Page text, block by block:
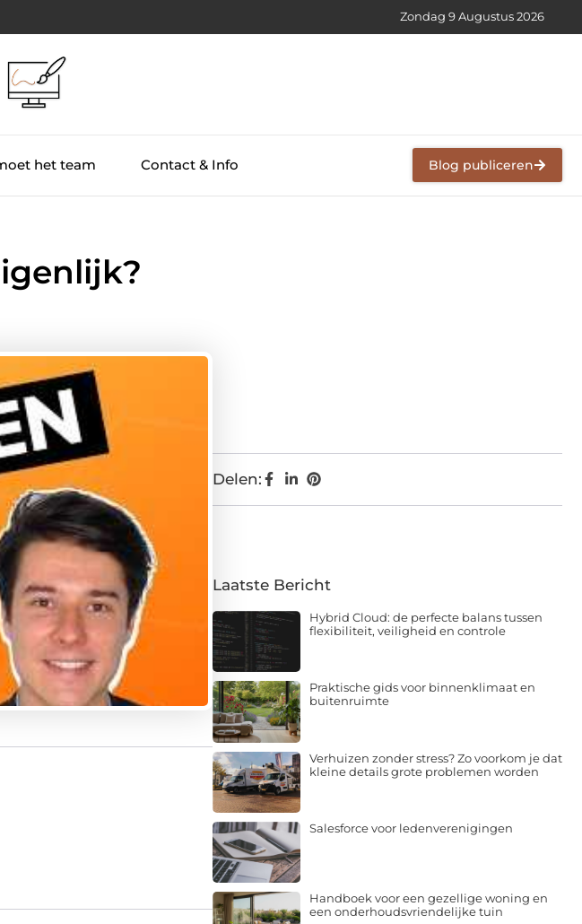
Zondag 9 Augustus 2026
het team Contact & Info Blog publiceren
Delen:
Laatste Bericht
Hybrid Cloud: de perfecte balans tussen
flexibiliteit, veiligheid en controle
Praktische gids voor binnenklimaat en
buitenruimte
Verhuizen zonder stress? Zo voorkom je dat
kleine details grote problemen worden
Salesforce voor ledenverenigingen
Handboek voor een gezellige woning en
een onderhoudsvriendelijke tuin